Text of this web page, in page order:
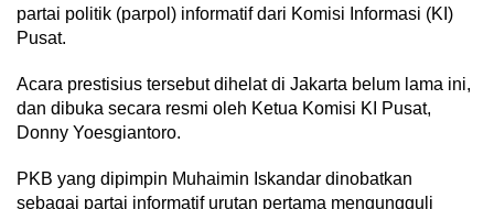
partai politik (parpol) informatif dari Komisi Informasi (KI)
Pusat.
Acara prestisius tersebut dihelat di Jakarta belum lama ini,
dan dibuka secara resmi oleh Ketua Komisi KI Pusat,
Donny Yoesgiantoro.
PKB yang dipimpin Muhaimin Iskandar dinobatkan
sebagai partai informatif urutan pertama mengungguli